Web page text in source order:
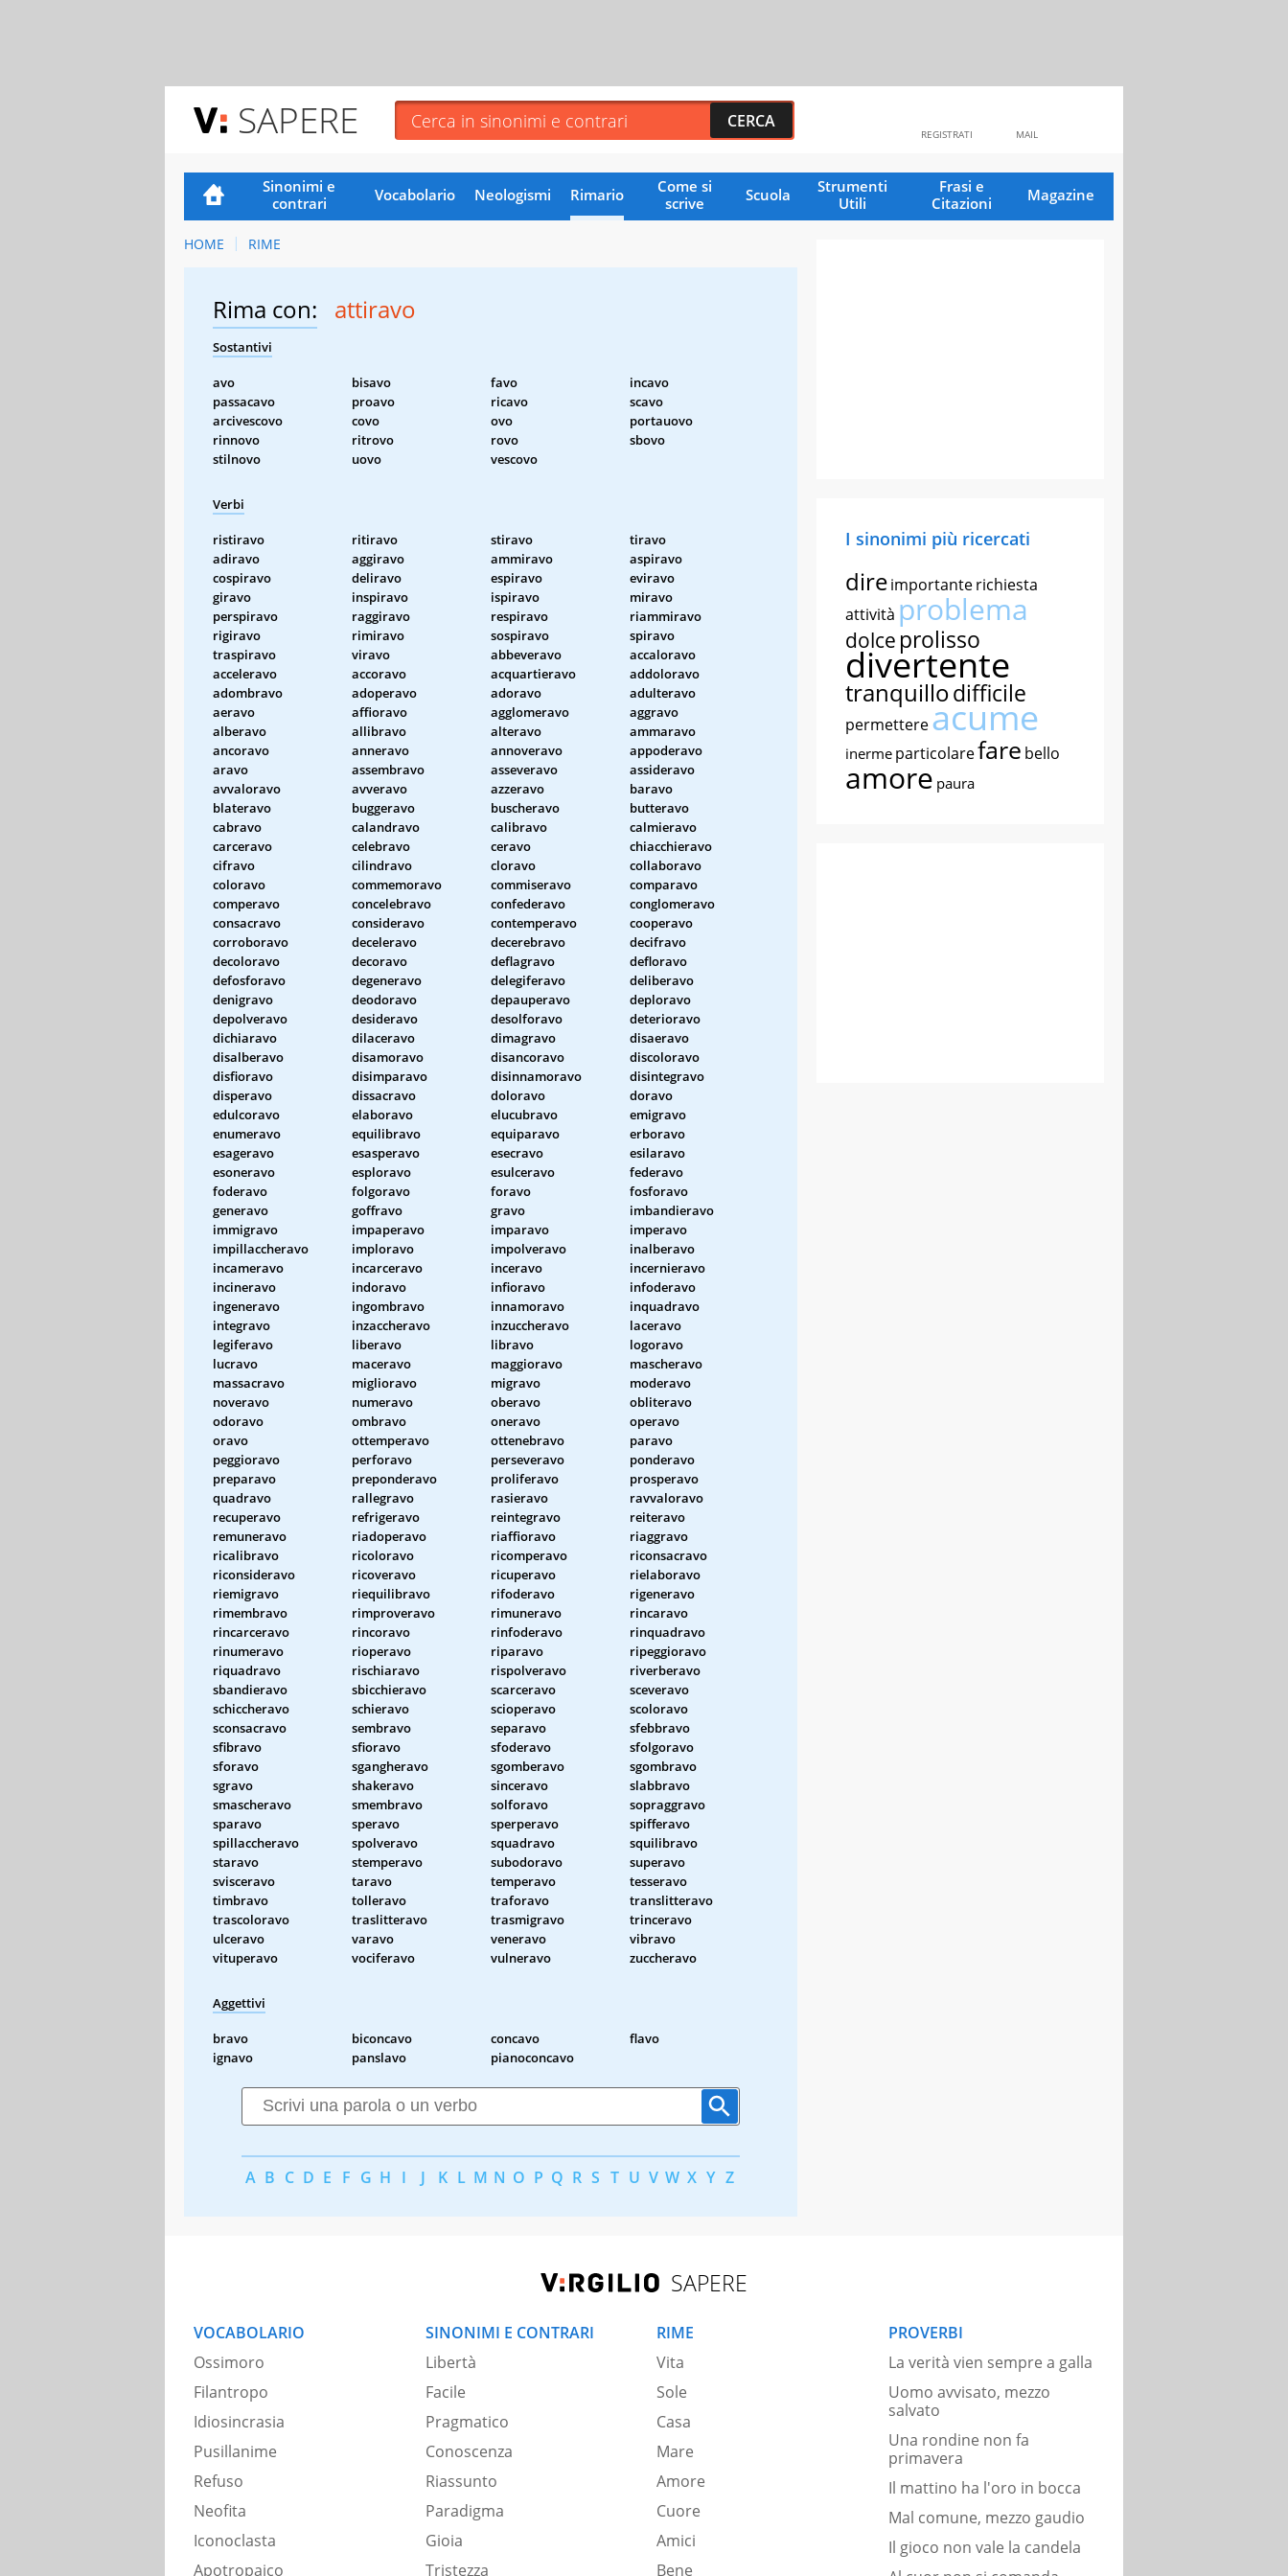
SAPERE MAIL
REGISTRATI
Sinonimi e
contrari
Vocabolario Neologismi Rimario
Come si
scrive
Scuola
Strumenti
Utili
Frasi e
Citazioni
Magazine
HOME RIME
Rima con: attiravo
Sostantivi
avo bisavo favo
incavo
passacavo
proavo ricavo
scavo
arcivescovo
covo ovo
portauovo
rinnovo
ritrovo rovo
sbovo
stilnovo
uovo vescovo
Verbi
ristiravo ritiravo stiravo
tiravo
adiravo
aggiravo ammiravo
aspiravo
cospiravo
deliravo espiravo
eviravo
giravo
inspiravo ispiravo
miravo
perspiravo
raggiravo respiravo
riammiravo
rigiravo
rimiravo sospiravo
spiravo
traspiravo
viravo abbeveravo
accaloravo
acceleravo
accoravo acquartieravo
addoloravo
adombravo
adoperavo adoravo
adulteravo
aeravo
affioravo agglomeravo
aggravo
alberavo
allibravo alteravo
ammaravo
ancoravo
anneravo annoveravo
appoderavo
aravo
assembravo asseveravo
assideravo
avvaloravo
avveravo azzeravo
baravo
blateravo
buggeravo buscheravo
butteravo
cabravo
calandravo calibravo
calmieravo
carceravo
celebravo ceravo
chiacchieravo
cifravo
cilindravo cloravo
collaboravo
coloravo
commemoravo commiseravo
comparavo
comperavo
concelebravo confederavo
conglomeravo
consacravo
consideravo contemperavo
cooperavo
corroboravo
deceleravo decerebravo
decifravo
decoloravo
decoravo deflagravo
defloravo
defosforavo
degeneravo delegiferavo
deliberavo
denigravo
deodoravo depauperavo
deploravo
depolveravo
desideravo desolforavo
deterioravo
dichiaravo
dilaceravo dimagravo
disaeravo
disalberavo
disamoravo disancoravo
discoloravo
disfioravo
disimparavo disinnamoravo
disintegravo
disperavo
dissacravo doloravo
doravo
edulcoravo
elaboravo elucubravo
emigravo
enumeravo
equilibravo equiparavo
erboravo
esageravo
esasperavo esecravo
esilaravo
esoneravo
esploravo esulceravo
federavo
foderavo
folgoravo foravo
fosforavo
generavo
goffravo gravo
imbandieravo
immigravo
impaperavo imparavo
imperavo
impillaccheravo
imploravo impolveravo
inalberavo
incameravo
incarceravo inceravo
incernieravo
incineravo
indoravo infioravo
infoderavo
ingeneravo
ingombravo innamoravo
inquadravo
integravo
inzaccheravo inzuccheravo
laceravo
legiferavo
liberavo libravo
logoravo
lucravo
maceravo maggioravo
mascheravo
massacravo
miglioravo migravo
moderavo
noveravo
numeravo oberavo
obliteravo
odoravo
ombravo oneravo
operavo
oravo
ottemperavo ottenebravo
paravo
peggioravo
perforavo perseveravo
ponderavo
preparavo
preponderavo proliferavo
prosperavo
quadravo
rallegravo rasieravo
ravvaloravo
recuperavo
refrigeravo reintegravo
reiteravo
remuneravo
riadoperavo riaffioravo
riaggravo
ricalibravo
ricoloravo ricomperavo
riconsacravo
riconsideravo
ricoveravo ricuperavo
rielaboravo
riemigravo
riequilibravo rifoderavo
rigeneravo
rimembravo
rimproveravo rimuneravo
rincaravo
rincarceravo
rincoravo rinfoderavo
rinquadravo
rinumeravo
rioperavo riparavo
ripeggioravo
riquadravo
rischiaravo rispolveravo
riverberavo
sbandieravo
sbicchieravo scarceravo
sceveravo
schiccheravo
schieravo scioperavo
scoloravo
sconsacravo
sembravo separavo
sfebbravo
sfibravo
sfioravo sfoderavo
sfolgoravo
sforavo
sgangheravo sgomberavo
sgombravo
sgravo
shakeravo sinceravo
slabbravo
smascheravo
smembravo solforavo
sopraggravo
sparavo
speravo sperperavo
spifferavo
spillaccheravo
spolveravo squadravo
squilibravo
staravo
stemperavo subodoravo
superavo
svisceravo
taravo temperavo
tesseravo
timbravo
tolleravo traforavo
translitteravo
trascoloravo
traslitteravo trasmigravo
trinceravo
ulceravo
varavo veneravo
vibravo
vituperavo
vociferavo vulneravo zuccheravo
Aggettivi
bravo biconcavo concavo
flavo
ignavo
panslavo pianoconcavo
A B C D E F G H I J K L M N O P Q R S T U V W X Y Z
I sinonimi più ricercati
direimportanterichiesta
attività problema
dolce prolisso
divertente
tranquillodifficile
permettereacume
inerme particolarefare bello
amore paura
SAPERE
VOCABOLARIO
Ossimoro
Filantropo
Idiosincrasia
Pusillanime
Refuso
Neofita
Iconoclasta
Apotropaico
SINONIMI E CONTRARI
Libertà
Facile
Pragmatico
Conoscenza
Riassunto
Paradigma
Gioia
Tristezza
RIME
Vita
Sole
Casa
Mare
Amore
Cuore
Amici
Bene
PROVERBI
La verità vien sempre a galla
Uomo avvisato, mezzo
salvato
Una rondine non fa
primavera
Il mattino ha l'oro in bocca
Mal comune, mezzo gaudio
Il gioco non vale la candela